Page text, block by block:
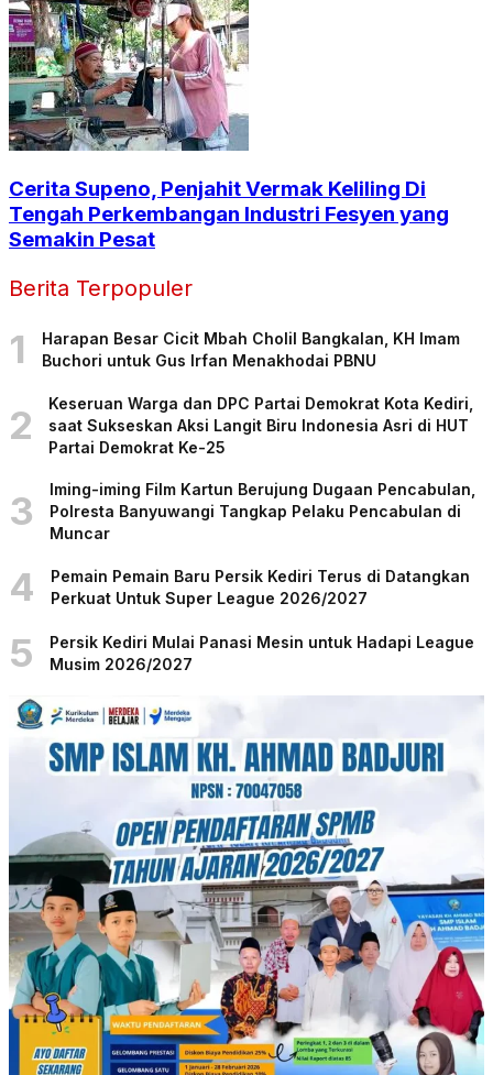
Cerita Supeno, Penjahit Vermak Keliling Di
Tengah Perkembangan Industri Fesyen yang
Semakin Pesat
Berita Terpopuler
1
Harapan Besar Cicit Mbah Cholil Bangkalan, KH Imam
Buchori untuk Gus Irfan Menakhodai PBNU
2
Keseruan Warga dan DPC Partai Demokrat Kota Kediri,
saat Sukseskan Aksi Langit Biru Indonesia Asri di HUT
Partai Demokrat Ke-25
3
Iming-iming Film Kartun Berujung Dugaan Pencabulan,
Polresta Banyuwangi Tangkap Pelaku Pencabulan di
Muncar
4
Pemain Pemain Baru Persik Kediri Terus di Datangkan
Perkuat Untuk Super League 2026/2027
5
Persik Kediri Mulai Panasi Mesin untuk Hadapi League
Musim 2026/2027